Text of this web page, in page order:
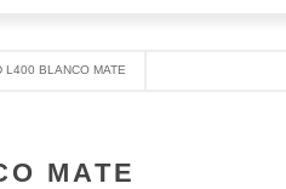
L400 BLANCO MATE
MATE